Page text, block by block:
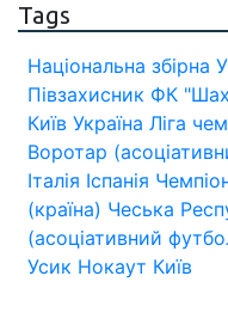
Tags
Національна збірна
Півзахисник ФК
Київ Україна Ліга
Воротар
Італія Іспанія
(країна) Чеська
(асоціативний
Усик Нокаут Київ